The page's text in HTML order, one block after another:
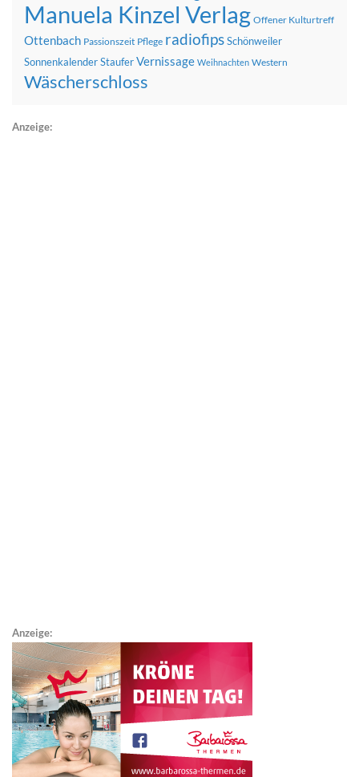
Manuela Kinzel Verlag Offener Kulturtreff
Ottenbach Passionszeit Pflege radiofipsSchönweiler
SonnenkalenderStauferVernissage Weihnachten Western
Wäscherschloss
Anzeige:
Anzeige: